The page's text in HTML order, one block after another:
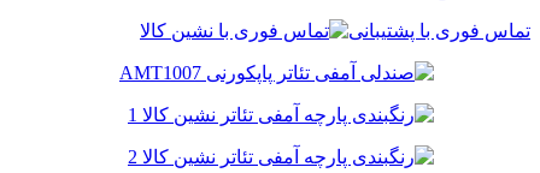
تماس فوری با پشتیبانی